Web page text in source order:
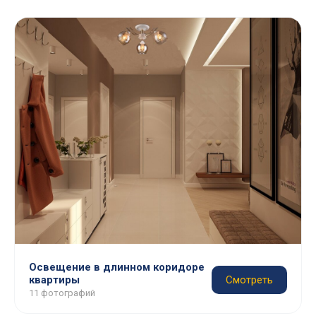
Освещение в длинном коридоре
квартиры
11 фотографий
Смотреть